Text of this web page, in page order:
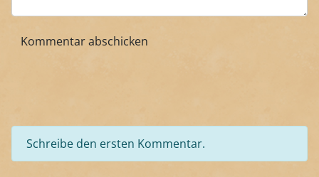
Schreibe den ersten Kommentar.